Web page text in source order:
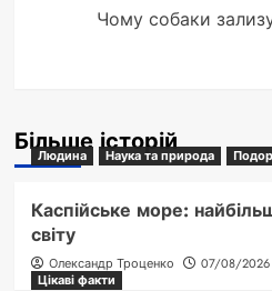
Чому собаки
Більше історій
Людина Наука та природа
Каспійське море:
світу
Олександр Троценко
07/08/2026
Цікаві факти